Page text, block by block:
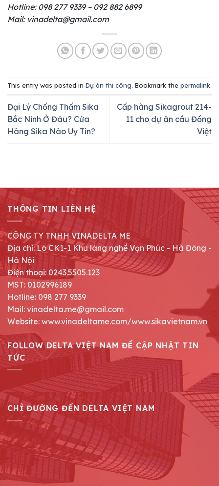
Hotline: 098 277 9339 – 092 882 6899
Mail: vinadelta@gmail.com
This entry was posted in Dự án thi công. Bookmark the permalink.
Đại Lý Chống Thấm Sika
Bắc Ninh Ở Đâu? Cửa
Hàng Sika Nào Uy Tín?
Cấp hàng Sikagrout 214-
11 cho dự án cầu Đồng
Việt
THÔNG TIN LIÊN HỆ
CÔNG TY TNHH VINADELTA ME
Địa chỉ: Lô CK1-1 Khu làng nghề Vạn Phúc - Hà Đông -
Hà Nội
Điện thoại: 0243.5505.123
MST: 0102996189
Hotline: 098 277 9339
Mail: vinadelta.me@gmail.com
Website: www.vinadeltame.com/www.sikavietnam.vn
FOLLOW DELTA VIỆT NAM ĐỂ CẬP NHẬT TIN
TỨC
CHỈ ĐƯỜNG ĐẾN DELTA VIỆT NAM